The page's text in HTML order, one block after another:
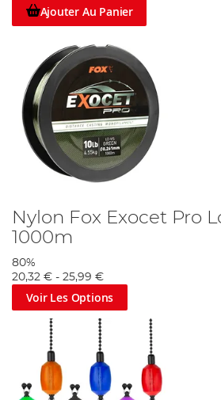
Ajouter Au Panier
Nylon Fox Exocet Pro
1000m
80%
20,32 € - 25,99 €
Voir Les Options